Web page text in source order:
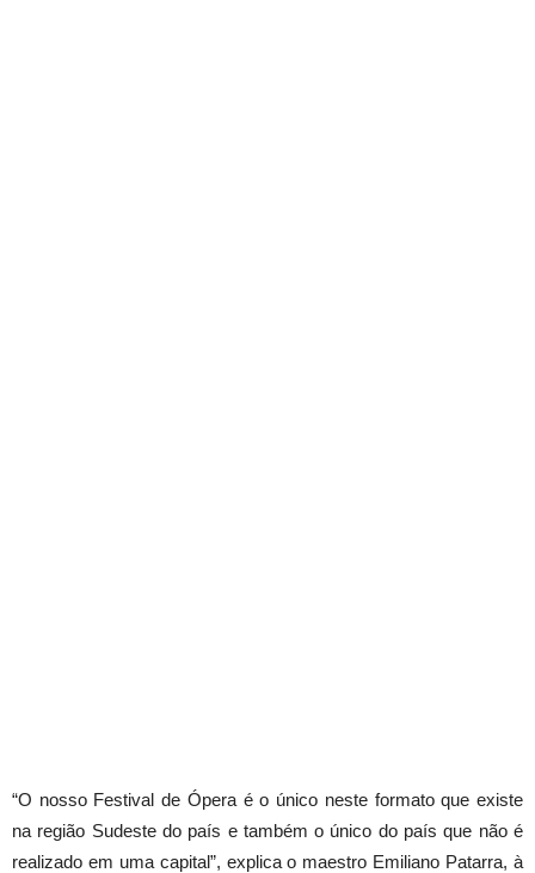
“O nosso Festival de Ópera é o único neste formato que existe
na região Sudeste do país e também o único do país que não é
realizado em uma capital”, explica o maestro Emiliano Patarra, à